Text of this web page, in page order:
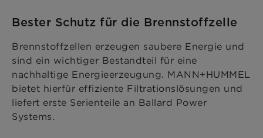
Bester Schutz für die Brennstoffzelle
Brennstoffzellen erzeugen saubere Energie und
sind ein wichtiger Bestandteil für eine
nachhaltige Energieerzeugung. MANN+HUMMEL
bietet hierfür effiziente Filtrationslösungen und
liefert erste Serienteile an Ballard Power
Systems.